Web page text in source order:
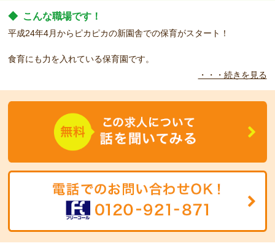
◆ こんな職場です！
平成24年4月からピカピカの新園舎での保育がスタート！
食育にも力を入れている保育園です。
経験がない方でも大歓迎です！！
・・・続きを見る